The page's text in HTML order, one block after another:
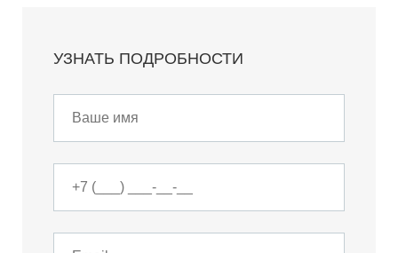
УЗНАТЬ ПОДРОБНОСТИ